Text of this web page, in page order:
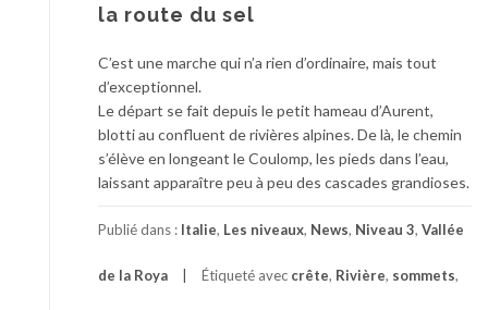
la route du sel
C’est une marche qui n’a rien d’ordinaire, mais tout
d’exceptionnel.
Le départ se fait depuis le petit hameau d’Aurent,
blotti au confluent de rivières alpines. De là, le chemin
s’élève en longeant le Coulomp, les pieds dans l’eau,
laissant apparaître peu à peu des cascades grandioses.
Publié dans : Italie, Les niveaux, News, Niveau 3, Vallée
de la Roya Étiqueté avec crête, Rivière, sommets,